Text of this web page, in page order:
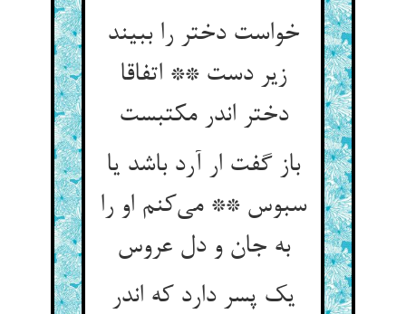
خواست دختر را ببیند
زیر دست ** اتفاقا
دختر اندر مکتبست
باز گفت ار آرد باشد یا
سبوس ** می‌کنم او را
به جان و دل عروس
یک پسر دارد که اندر